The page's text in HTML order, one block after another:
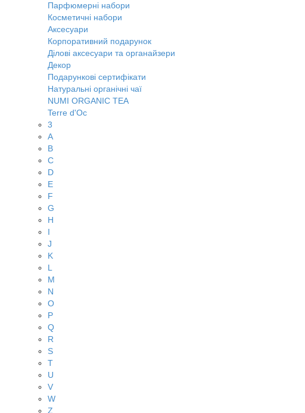
Парфюмерні набори
Косметичні набори
Аксесуари
Корпоративний подарунок
Ділові аксесуари та органайзери
Декор
Подарункові сертифікати
Натуральні органічні чаї
NUMI ORGANIC TEA
Terre d'Oc
3
A
B
C
D
E
F
G
H
I
J
K
L
M
N
O
P
Q
R
S
T
U
V
W
Z